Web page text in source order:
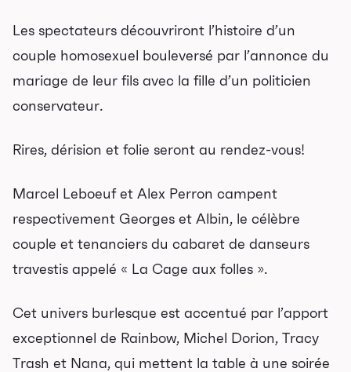
Les spectateurs découvriront l’histoire d’un
couple homosexuel bouleversé par l’annonce du
mariage de leur fils avec la fille d’un politicien
conservateur.
Rires, dérision et folie seront au rendez-vous!
Marcel Leboeuf et Alex Perron campent
respectivement Georges et Albin, le célèbre
couple et tenanciers du cabaret de danseurs
travestis appelé « La Cage aux folles ».
Cet univers burlesque est accentué par l’apport
exceptionnel de Rainbow, Michel Dorion, Tracy
Trash et Nana, qui mettent la table à une soirée